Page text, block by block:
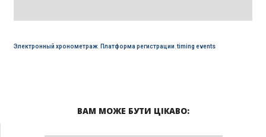
Электронный хронометраж, Платформа регистрации timing events
ВАМ МОЖЕ БУТИ ЦІКАВО: